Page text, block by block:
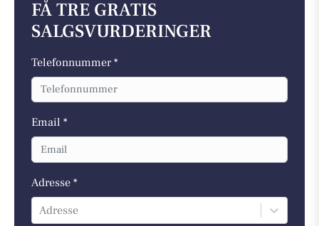
FÅ TRE GRATIS
SALGSVURDERINGER
Telefonnummer *
Email *
Adresse *
Adresse